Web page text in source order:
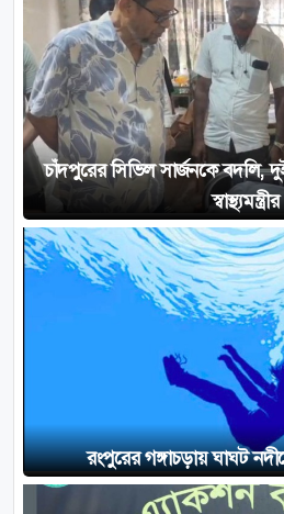
চাঁদপুরের সিভিল সার্জনকে বদলি, দুই
স্বাস্থ্যমন্ত্রীর
রংপুরের গঙ্গাচড়ায় ঘাঘট